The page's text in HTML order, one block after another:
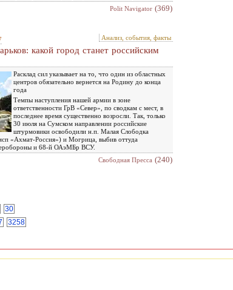
Polit Navigator (369)
Анализ, события, факты
какой город станет российским
Расклад сил указывает на то, что один из областных
центров обязательно вернется на Родину до конца
года
Темпы наступления нашей армии в зоне
ответственности ГрВ «Север», по сводкам с мест, в
последнее время существенно возросли. Так, только
30 июля на Сумском направлении российские
штурмовики освободили н.п. Малая Слободка
«Ахмат-Россия») и Могрица, выбив оттуда
и 68-й ОАэМБр ВСУ.
Свободная Пресса (240)
30
3258